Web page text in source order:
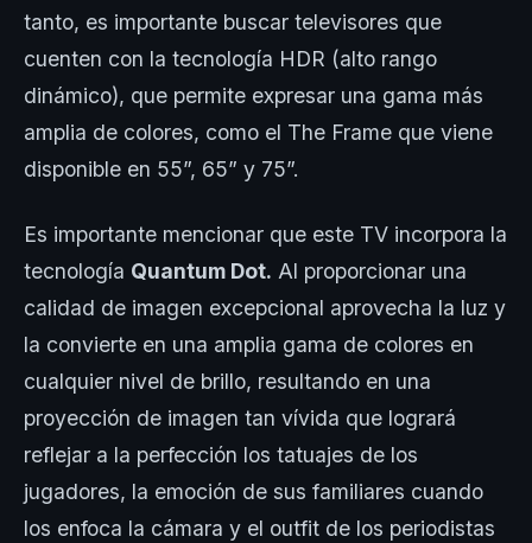
tanto, es importante buscar televisores que
cuenten con la tecnología HDR (alto rango
dinámico), que permite expresar una gama más
amplia de colores, como el The Frame que viene
disponible en 55”, 65” y 75”.
Es importante mencionar que este TV incorpora la
tecnología Quantum Dot. Al proporcionar una
calidad de imagen excepcional aprovecha la luz y
la convierte en una amplia gama de colores en
cualquier nivel de brillo, resultando en una
proyección de imagen tan vívida que logrará
reflejar a la perfección los tatuajes de los
jugadores, la emoción de sus familiares cuando
los enfoca la cámara y el outfit de los periodistas